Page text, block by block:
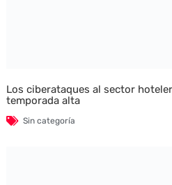
Los ciberataques al sector
temporada alta
Sin categoría